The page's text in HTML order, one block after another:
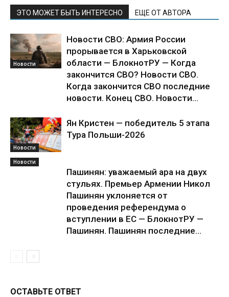
ЭТО МОЖЕТ БЫТЬ ИНТЕРЕСНО ЕЩЕ ОТ АВТОРА
Новости
Новости СВО: Армия России
прорывается в Харьковской
области — БлокнотРУ — Когда
закончится СВО? Новости СВО.
Когда закончится СВО последние
новости. Конец СВО. Новости...
Новости
Ян Кристен — победитель 5 этапа
Тура Польши-2026
Новости
Пашинян: уважаемый ара на двух
стульях. Премьер Армении Никол
Пашинян уклоняется от
проведения референдума о
вступлении в ЕС — БлокнотРУ —
Пашинян. Пашинян последние...
ОСТАВЬТЕ ОТВЕТ